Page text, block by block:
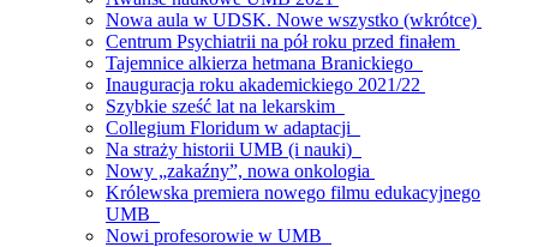
Nowa aula w UDSK. Nowe wszystko (wkrótce)
Centrum Psychiatrii na pół roku przed finałem
Tajemnice alkierza hetmana Branickiego
Inauguracja roku akademickiego 2021/22
Szybkie sześć lat na lekarskim
Collegium Floridum w adaptacji
Na straży historii UMB (i nauki)
Nowy „zakaźny”, nowa onkologia
Królewska premiera nowego filmu edukacyjnego
UMB
Nowi profesorowie w UMB